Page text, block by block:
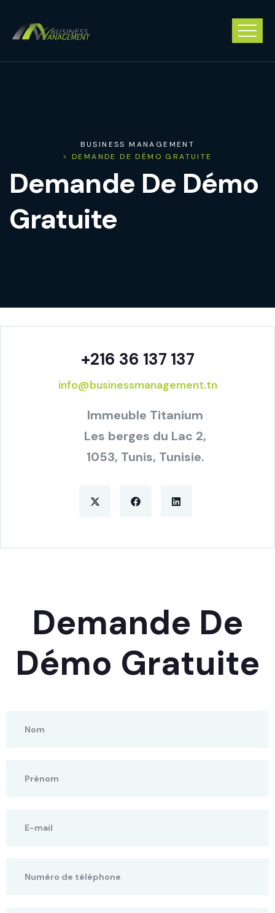
BUSINESS MANAGEMENT
> DEMANDE DE DÉMO GRATUITE
Demande De Démo
Gratuite
+216 36 137 137
info@businessmanagement.tn
Immeuble Titanium
Les berges du Lac 2,
1053, Tunis, Tunisie.
Demande De
Démo Gratuite